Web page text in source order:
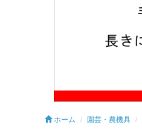
ホーム 園芸・農機具